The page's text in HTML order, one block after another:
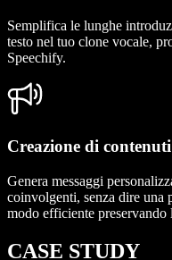
Semplifica le lunghe
testo nel tuo clone vocale,
Speechify.
Creazione di contenuti
Genera messaggi
coinvolgenti, senza dire una
modo efficiente preservando
CASE STUDY